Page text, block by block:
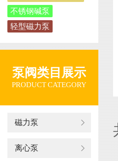
不锈钢碱泵
轻型磁力泵
泵阀类目展示
PRODUCT CATEGORY
磁力泵
离心泵